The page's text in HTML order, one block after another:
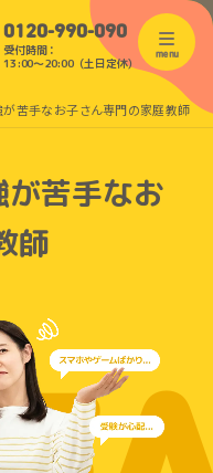
0120-990-090
受付時間：
13:00〜20:00（土日定休）
menu
苦手なお子さん専門の家庭教師
が苦手なお
師